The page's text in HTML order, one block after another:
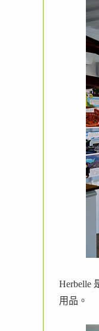
Herbelle
用品。